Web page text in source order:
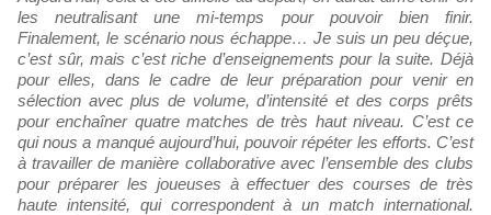
les neutralisant une mi-temps pour pouvoir bien finir.
Finalement, le scénario nous échappe… Je suis un peu déçue,
c’est sûr, mais c’est riche d’enseignements pour la suite. Déjà
pour elles, dans le cadre de leur préparation pour venir en
sélection avec plus de volume, d’intensité et des corps prêts
pour enchaîner quatre matches de très haut niveau. C’est ce
qui nous a manqué aujourd’hui, pouvoir répéter les efforts. C’est
à travailler de manière collaborative avec l’ensemble des clubs
pour préparer les joueuses à effectuer des courses de très
haute intensité, qui correspondent à un match international.